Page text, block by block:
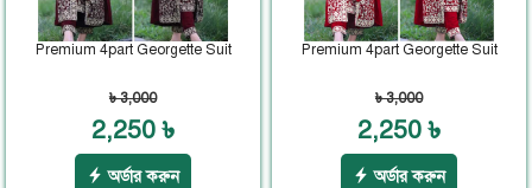
Premium 4part Georgette Suit
৳ 3,000
2,250 ৳
অর্ডার করুন
Premium 4part Georgette Suit
৳ 3,000
2,250 ৳
অর্ডার করুন